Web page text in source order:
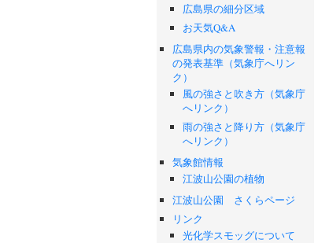
広島県の細分区域
お天気Q&A
広島県内の気象警報・注意報
の発表基準（気象庁へリン
ク）
風の強さと吹き方（気象庁
へリンク）
雨の強さと降り方（気象庁
へリンク）
気象館情報
江波山公園の植物
江波山公園 さくらページ
リンク
光化学スモッグについて